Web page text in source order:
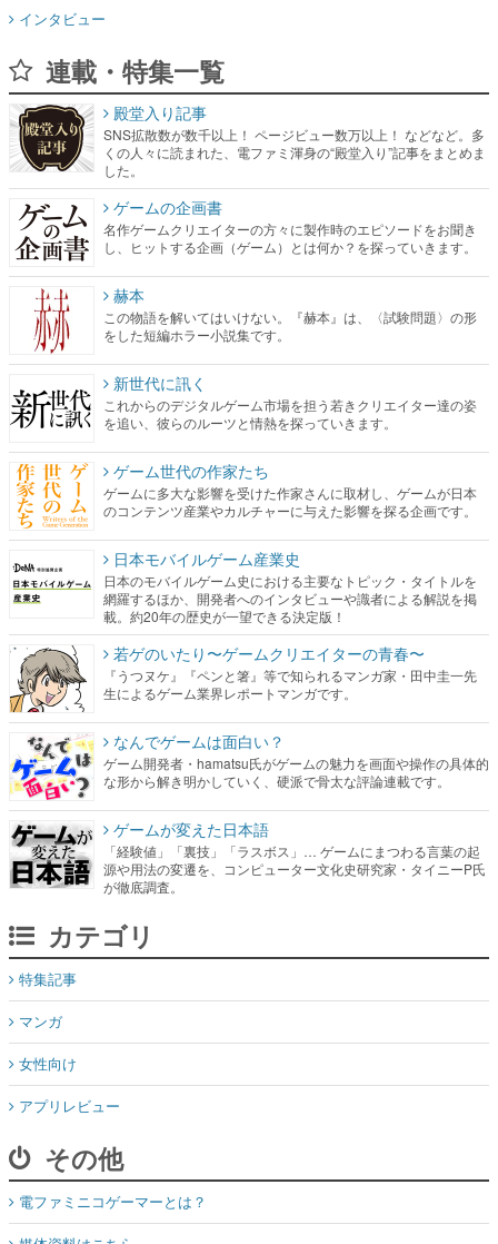
インタビュー
連載・特集一覧
殿堂入り記事
SNS拡散数が数千以上！ ページビュー数万以上！ などなど。多
くの人々に読まれた、電ファミ渾身の“殿堂入り”記事をまとめま
した。
ゲームの企画書
名作ゲームクリエイターの方々に製作時のエピソードをお聞き
し、ヒットする企画（ゲーム）とは何か？を探っていきます。
赫本
この物語を解いてはいけない。『赫本』は、〈試験問題〉の形
をした短編ホラー小説集です。
新世代に訊く
これからのデジタルゲーム市場を担う若きクリエイター達の姿
を追い、彼らのルーツと情熱を探っていきます。
ゲーム世代の作家たち
ゲームに多大な影響を受けた作家さんに取材し、ゲームが日本
のコンテンツ産業やカルチャーに与えた影響を探る企画です。
日本モバイルゲーム産業史
日本のモバイルゲーム史における主要なトピック・タイトルを
網羅するほか、開発者へのインタビューや識者による解説を掲
載。約20年の歴史が一望できる決定版！
若ゲのいたり〜ゲームクリエイターの青春〜
『うつヌケ』『ペンと箸』等で知られるマンガ家・田中圭一先
生によるゲーム業界レポートマンガです。
なんでゲームは面白い？
ゲーム開発者・hamatsu氏がゲームの魅力を画面や操作の具体的
な形から解き明かしていく、硬派で骨太な評論連載です。
ゲームが変えた日本語
「経験値」「裏技」「ラスボス」… ゲームにまつわる言葉の起
源や用法の変遷を、コンピューター文化史研究家・タイニーP氏
が徹底調査。
カテゴリ
特集記事
マンガ
女性向け
アプリレビュー
その他
電ファミニコゲーマーとは？